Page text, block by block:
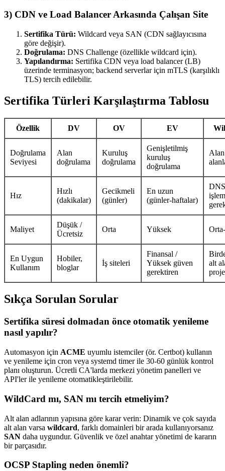
3) CDN ve Load Balancer Arkasında Çalışan Site
Sertifika Türü: Wildcard veya SAN (CDN sağlayıcısına
göre değişir).
Doğrulama: DNS Challenge (özellikle wildcard için).
Yapılandırma: Sertifika CDN veya load balancer (LB)
üzerinde terminasyon; backend serverlar için mTLS (karşılıklı
TLS) tercih edilebilir.
Sertifika Türleri Karşılaştırma Tablosu
Özellik DV OV EV
Doğrulama
Seviyesi
Alan
doğrulama
Kuruluş
doğrulama
Genişletilmiş
kuruluş
doğrulama
Hız
Hızlı
(dakikalar)
Gecikmeli
(günler)
En uzun
(günler‑haftalar)
DNS
Maliyet
Düşük /
Ücretsiz
Orta Yüksek
En Uygun
Kullanım
Hobiler,
bloglar
İş siteleri
Finansal /
Yüksek güven
gerektiren
alt
Sıkça Sorulan Sorular
Sertifika süresi dolmadan önce otomatik yenileme
nasıl yapılır?
Automasyon için ACME uyumlu istemciler (ör. Certbot) kullanın
ve yenileme için cron veya systemd timer ile 30‑60 günlük kontrol
planı oluşturun. Ücretli CA'larda merkezi yönetim panelleri ve
API'ler ile yenileme otomatikleştirilebilir.
WildCard mı, SAN mı tercih etmeliyim?
Alt alan adlarının yapısına göre karar verin: Dinamik ve çok sayıda
alt alan varsa wildcard, farklı domainleri bir arada kullanıyorsanız
SAN daha uygundur. Güvenlik ve özel anahtar yönetimi de kararın
bir parçasıdır.
OCSP Stapling neden önemli?